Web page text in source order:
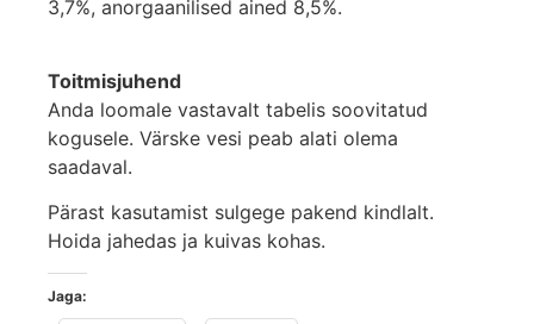
3,7%, anorgaanilised ained 8,5%.
Toitmisjuhend
Anda loomale vastavalt tabelis soovitatud
kogusele. Värske vesi peab alati olema
saadaval.
Pärast kasutamist sulgege pakend kindlalt.
Hoida jahedas ja kuivas kohas.
Jaga: